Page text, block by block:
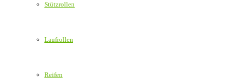
Stützrollen
Laufrollen
Reifen